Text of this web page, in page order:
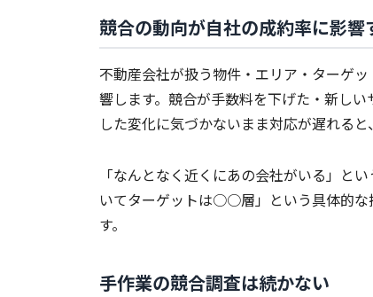
競合の動向が自社の成約率に影響
不動産会社が扱う物件・エリア・ターゲ
響します。競合が手数料を下げた・新し
した変化に気づかないまま対応が遅れる
「なんとなく近くにあの会社がいる」と
いてターゲットは○○層」という具体的な
す。
手作業の競合調査は続かない